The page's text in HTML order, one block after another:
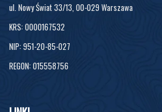
ul. Nowy Świat 33/13, 00-029 Warszawa
KRS: 0000167532
NIP: 951-20-85-027
REGON: 015558756